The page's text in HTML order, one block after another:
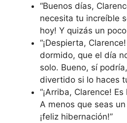
“Buenos días,
necesita tu increíble
hoy! Y quizás un
“¡Despierta,
dormido, que el día
solo. Bueno, sí
divertido si lo haces
“¡Arriba, Clarence!
A menos que seas
¡feliz hibernación!”